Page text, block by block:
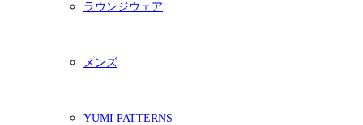
ラウンジウェア
メンズ
YUMI PATTERNS